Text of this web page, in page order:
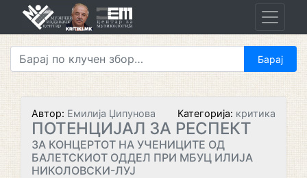
Автор: Емилија Џипунова Категорија: критика
ПОТЕНЦИЈАЛ ЗА РЕСПЕКТ
ЗА КОНЦЕРТОТ НА УЧЕНИЦИТЕ ОД
БАЛЕТСКИОТ ОДДЕЛ ПРИ МБУЦ ИЛИЈА
НИКОЛОВСКИ-ЛУЈ